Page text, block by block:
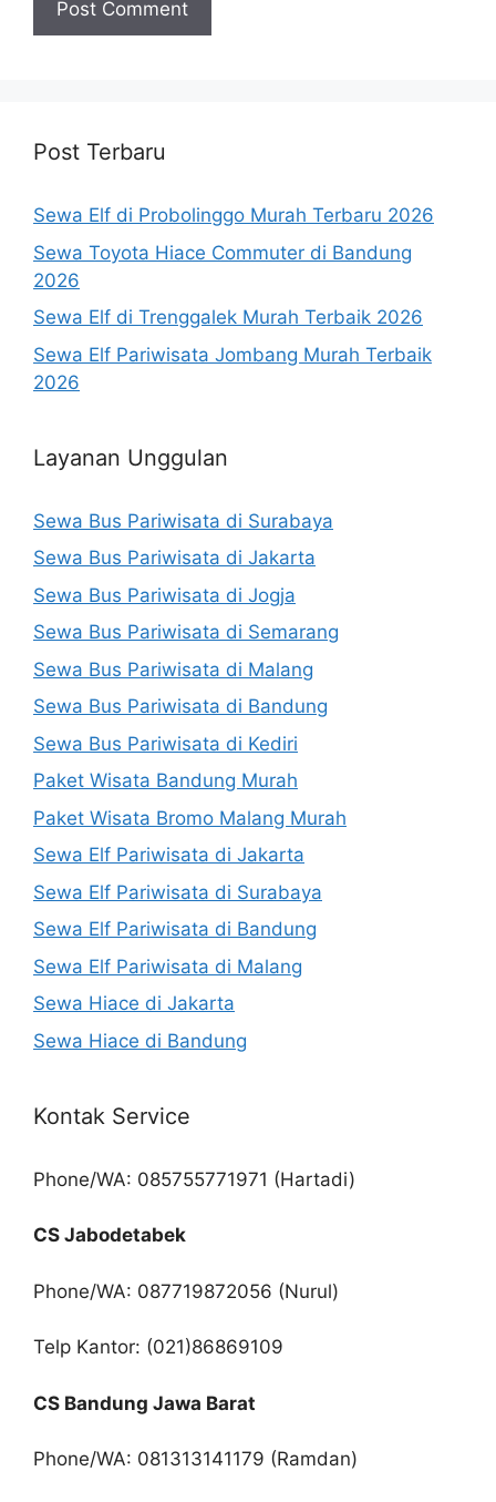
Post Terbaru
Sewa Elf di Probolinggo Murah Terbaru 2026
Sewa Toyota Hiace Commuter di Bandung
2026
Sewa Elf di Trenggalek Murah Terbaik 2026
Sewa Elf Pariwisata Jombang Murah Terbaik
2026
Layanan Unggulan
Sewa Bus Pariwisata di Surabaya
Sewa Bus Pariwisata di Jakarta
Sewa Bus Pariwisata di Jogja
Sewa Bus Pariwisata di Semarang
Sewa Bus Pariwisata di Malang
Sewa Bus Pariwisata di Bandung
Sewa Bus Pariwisata di Kediri
Paket Wisata Bandung Murah
Paket Wisata Bromo Malang Murah
Sewa Elf Pariwisata di Jakarta
Sewa Elf Pariwisata di Surabaya
Sewa Elf Pariwisata di Bandung
Sewa Elf Pariwisata di Malang
Sewa Hiace di Jakarta
Sewa Hiace di Bandung
Kontak Service
Phone/WA: 085755771971 (Hartadi)
CS Jabodetabek
Phone/WA: 087719872056 (Nurul)
Telp Kantor: (021)86869109
CS Bandung Jawa Barat
Phone/WA: 081313141179 (Ramdan)